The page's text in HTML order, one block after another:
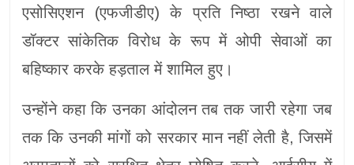
एसोसिएशन (एफजीडीए) के प्रति निष्ठा रखने वाले
डॉक्टर सांकेतिक विरोध के रूप में ओपी सेवाओं का
बहिष्कार करके हड़ताल में शामिल हुए।
उन्होंने कहा कि उनका आंदोलन तब तक जारी रहेगा जब
तक कि उनकी मांगों को सरकार मान नहीं लेती है, जिसमें